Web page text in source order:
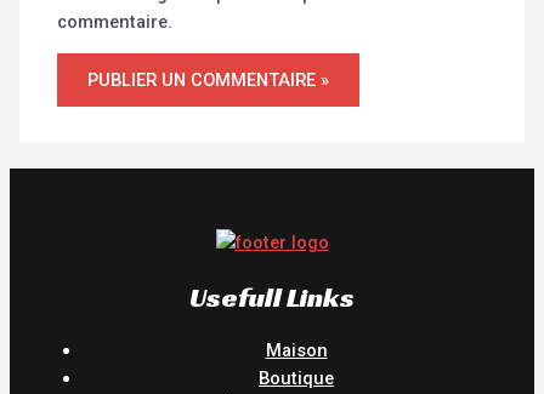
commentaire.
Usefull Links
Maison
Boutique